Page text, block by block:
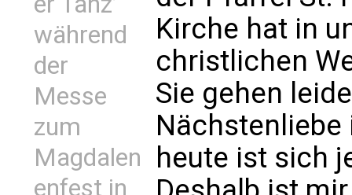
während
der
Messe
zum
Magdalen
enfest in
Kirche hat in
christlichen
Sie gehen
heute ist sich